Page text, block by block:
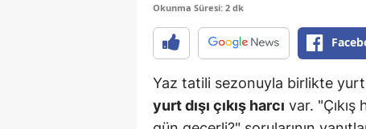
Okunma Süresi: 2 dk
Yaz tatili sezonuyla birlikte yurt
yurt dışı çıkış harcı var.